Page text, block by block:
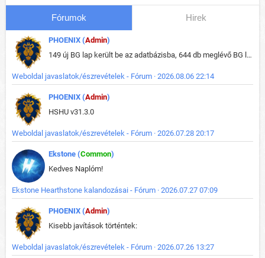
Fórumok Hirek
PHOENIX (Admin)
149 új BG lap került be az adatbázisba, 644 db meglévő BG lap módosult, bekerültek az új képek a megváltozott lapokhoz is.
Weboldal javaslatok/észrevételek - Fórum · 2026.08.06 22:14
PHOENIX (Admin)
HSHU v31.3.0
Weboldal javaslatok/észrevételek - Fórum · 2026.07.28 20:17
Ekstone (Common)
Kedves Naplóm!
Ekstone Hearthstone kalandozásai - Fórum · 2026.07.27 07:09
PHOENIX (Admin)
Kisebb javítások történtek:
Weboldal javaslatok/észrevételek - Fórum · 2026.07.26 13:27